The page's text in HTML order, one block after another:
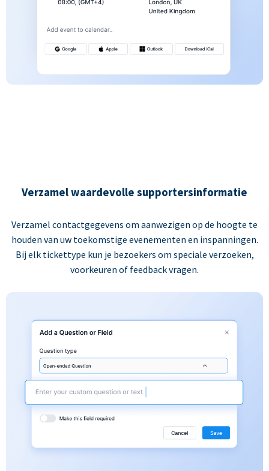
Verzamel waardevolle supportersinformatie
Verzamel contactgegevens om aanwezigen op de hoogte te
houden van uw toekomstige evenementen en inspanningen.
Bij elk tickettype kun je bezoekers om speciale verzoeken,
voorkeuren of feedback vragen.